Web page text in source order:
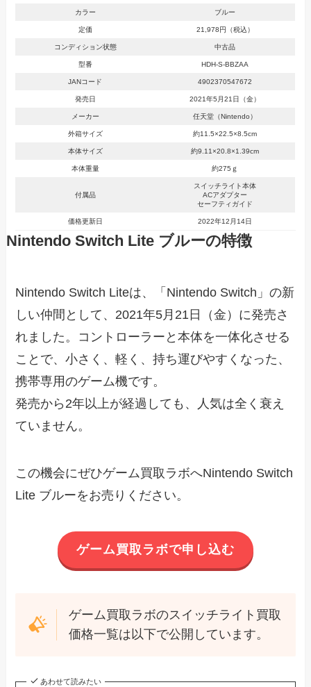
カラー ブルー
定価 21,978円（税込）
コンディション状態 中古品
型番 HDH-S-BBZAA
JANコード 4902370547672
発売日 2021年5月21日（金）
メーカー 任天堂（Nintendo）
外箱サイズ 約11.5×22.5×8.5cm
本体サイズ 約9.11×20.8×1.39cm
本体重量 約275ｇ
付属品
スイッチライト本体
ACアダプター
セーフティガイド
価格更新日 2022年12月14日
Nintendo Switch Lite ブルーの特徴
Nintendo Switch Liteは、「Nintendo Switch」の新
しい仲間として、2021年5月21日（金）に発売さ
れました。コントローラーと本体を一体化させる
ことで、小さく、軽く、持ち運びやすくなった、
携帯専用のゲーム機です。
発売から2年以上が経過しても、人気は全く衰え
ていません。
この機会にぜひゲーム買取ラボへNintendo Switch
Lite ブルーをお売りください。
ゲーム買取ラボで申し込む
ゲーム買取ラボのスイッチライト買取
価格一覧は以下で公開しています。
あわせて読みたい